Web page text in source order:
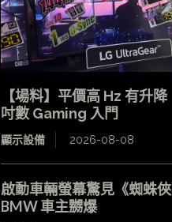
【場料】平價高 Hz 有升
吋數 Gaming 入門
顯示設備 2026-08-08
啟動車輛螢幕驚見《蜘蛛
BMW 車主嬲爆